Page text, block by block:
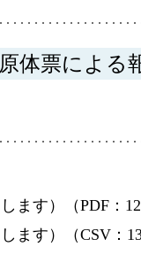
体票による
ます）（PDF：
ます）（CSV：